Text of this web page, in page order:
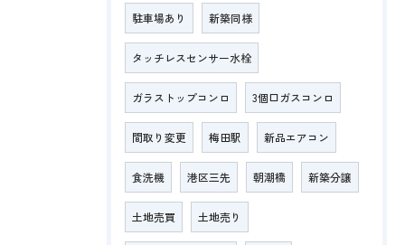
駐車場あり 新築同様
タッチレスセンサー水栓
ガラストップコンロ 3個口ガスコンロ
間取り変更 梅田駅 新品エアコン
食洗機 港区三先 朝潮橋 新築分譲
土地売買 土地売り